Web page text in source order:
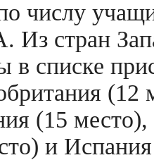
числу
стран
в списке
(12
(15
и